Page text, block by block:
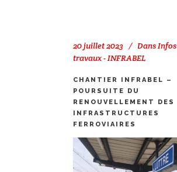
20 juillet 2023 DansInfos
travaux - INFRABEL
CHANTIER INFRABEL –
POURSUITE DU
RENOUVELLEMENT DES
INFRASTRUCTURES
FERROVIAIRES